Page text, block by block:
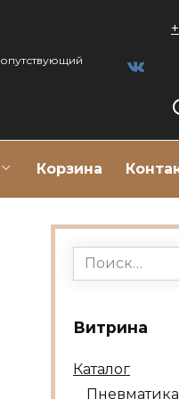
Корзина
Search
for:
Витрина
Каталог
Пневматика